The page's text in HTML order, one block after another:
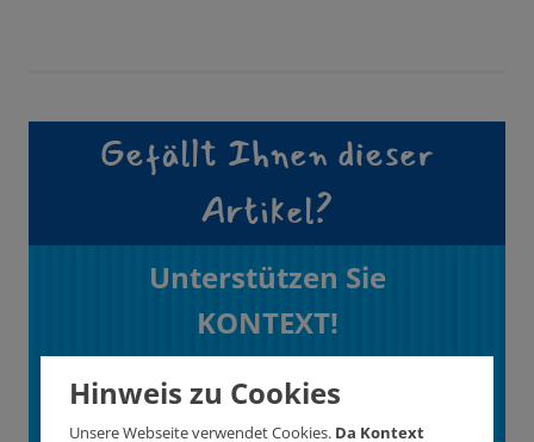
Gefällt Ihnen dieser
Artikel?
Unterstützen Sie
KONTEXT!
Wie? Hier! Jetzt!
Hinweis zu Cookies
Unsere Webseite verwendet Cookies. Da Kontext